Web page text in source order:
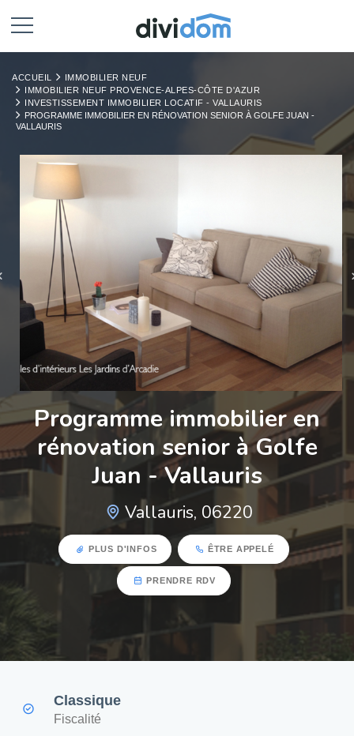
ACCUEIL
IMMOBILIER NEUF
IMMOBILIER NEUF PROVENCE-ALPES-CÔTE D'AZUR
INVESTISSEMENT IMMOBILIER LOCATIF - VALLAURIS
PROGRAMME IMMOBILIER EN RÉNOVATION SENIOR À GOLFE JUAN -
VALLAURIS
Programme immobilier en
rénovation senior à Golfe
Juan - Vallauris
Vallauris, 06220
PLUS D'INFOS ÊTRE APPELÉ
PRENDRE RDV
Classique
Fiscalité